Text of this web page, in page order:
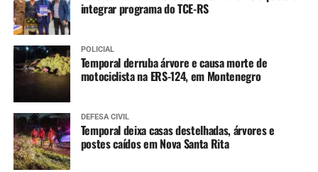
Varicela (1ª dose)
Hepatite A (1ª dose)
4 anos:
Tríplice bacteriana – DTP (2ª dose reforço)
Pólio (2ª dose reforço)
A partir dos 7 anos
integrar programa do TCE-RS
POLICIAL
Temporal derruba árvore e causa morte de
motociclista na ERS-124, em Montenegro
DEFESA CIVIL
Temporal deixa casas destelhadas, árvores e
postes caídos em Nova Santa Rita